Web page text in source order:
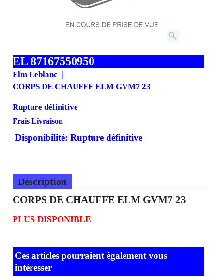
EL 87167550950
Elm Leblanc
CORPS DE CHAUFFE ELM GVM7 23
Rupture définitive
Frais Livraison
Disponibilité: Rupture définitive
Description
CORPS DE CHAUFFE ELM GVM7 23
PLUS DISPONIBLE
Ces articles pourraient également vous
intéresser